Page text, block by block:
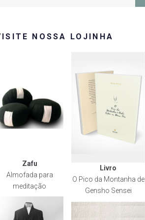
NOSSA LOJINHA
Zafu
Almofada para
meditação
Livro
O Pico da Montanha de
Gensho Sensei